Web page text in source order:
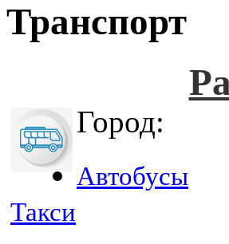
Транспорт
Город:
Автобусы
Такси